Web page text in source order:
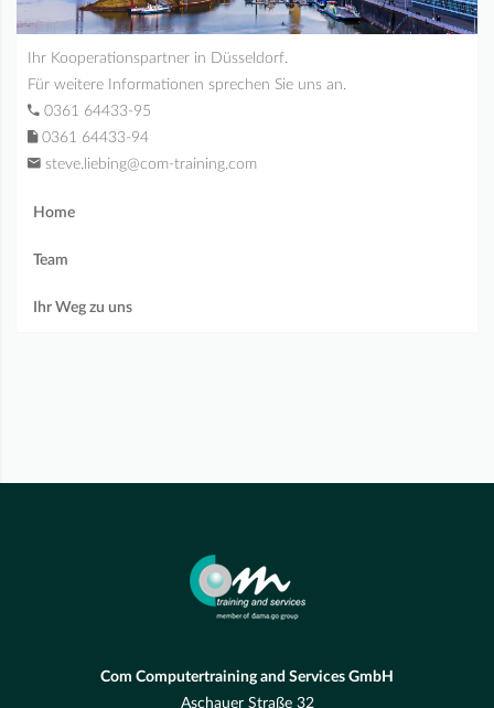
Ihr Kooperationspartner in Düsseldorf.
Für weitere Informationen sprechen Sie uns an.
0361 64433-95
0361 64433-94
steve.liebing@com-training.com
Home
Team
Ihr Weg zu uns
Com Computertraining and Services GmbH
Aschauer Straße 32